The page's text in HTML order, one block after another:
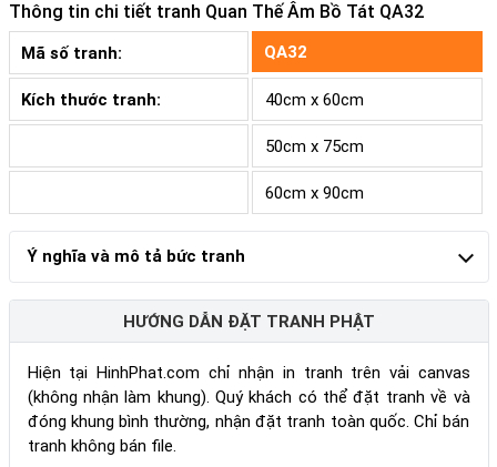
Thông tin chi tiết tranh Quan Thế Âm Bồ Tát QA32
Mã số tranh: QA32
Kích thước tranh: 40cm x 60cm
50cm x 75cm
60cm x 90cm
Ý nghĩa và mô tả bức tranh
HƯỚNG DẪN ĐẶT TRANH PHẬT
Hiện tại HinhPhat.com chỉ nhận in tranh trên vải canvas
(không nhận làm khung). Quý khách có thể đặt tranh về và
đóng khung bình thường, nhận đặt tranh toàn quốc. Chỉ bán
tranh không bán file.